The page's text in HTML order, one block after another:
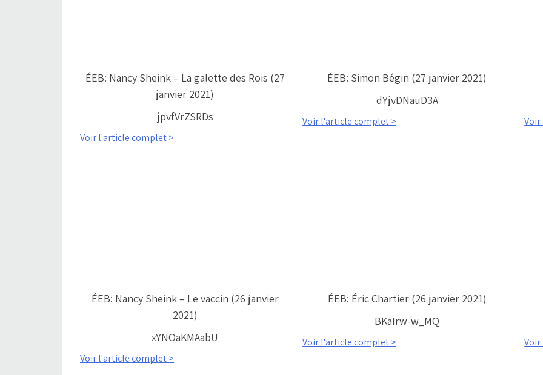
ÉEB: Nancy Sheink – La galette des Rois (27
janvier 2021)
jpvfVrZSRDs
Voir l'article complet >
ÉEB: Simon Bégin (27 janvier 2021)
dYjvDNauD3A
Voir l'article complet >
ÉEB: Nancy Sheink – Le vaccin (26 janvier
2021)
xYNOaKMAabU
Voir l'article complet >
ÉEB: Éric Chartier (26 janvier 2021)
BKaIrw-w_MQ
Voir l'article complet >